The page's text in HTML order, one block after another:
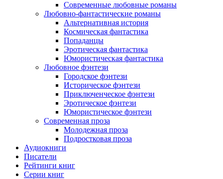
Современные любовные романы
Любовно-фантастические романы
Альтернативная история
Космическая фантастика
Попаданцы
Эротическая фантастика
Юмористическая фантастика
Любовное фэнтези
Городское фэнтези
Историческое фэнтези
Приключенческое фэнтези
Эротическое фэнтези
Юмористическое фэнтези
Современная проза
Молодежная проза
Подростковая проза
Аудиокниги
Писатели
Рейтинги книг
Серии книг